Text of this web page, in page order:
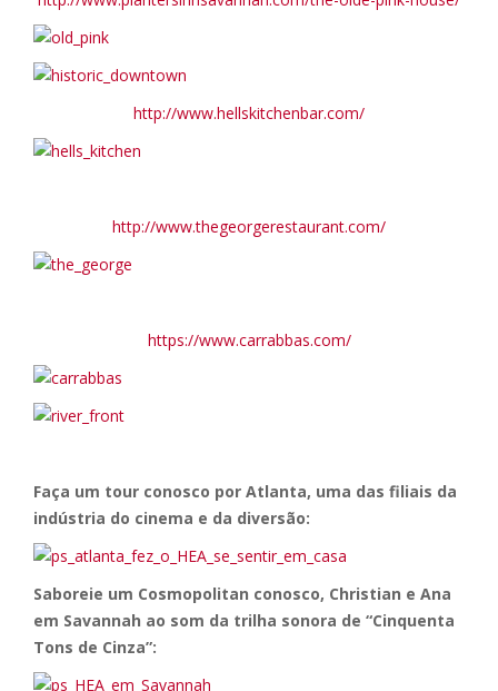
http://www.hellskitchenbar.com/
http://www.thegeorgerestaurant.com/
https://www.carrabbas.com/
Faça um tour conosco por Atlanta, uma das filiais da
indústria do cinema e da diversão:
Saboreie um Cosmopolitan conosco, Christian e Ana
em Savannah ao som da trilha sonora de “Cinquenta
Tons de Cinza”: